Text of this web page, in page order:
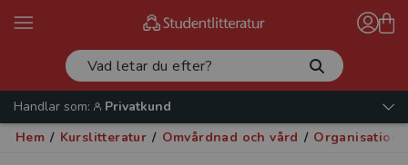
Handlar som:
Privatkund
Hem / Kurslitteratur / Omvårdnad och vård / Organisation